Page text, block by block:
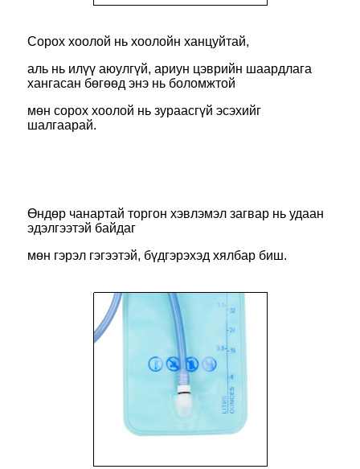
Сорох хоолой нь хоолойн ханцуйтай,
аль нь илүү аюулгүй, ариун цэврийн шаардлага
хангасан бөгөөд энэ нь боломжтой
мөн сорох хоолой нь зураасгүй эсэхийг
шалгаарай.
Өндөр чанартай торгон хэвлэмэл загвар нь удаан
эдэлгээтэй байдаг
мөн гэрэл гэгээтэй, бүдгэрэхэд хялбар биш.